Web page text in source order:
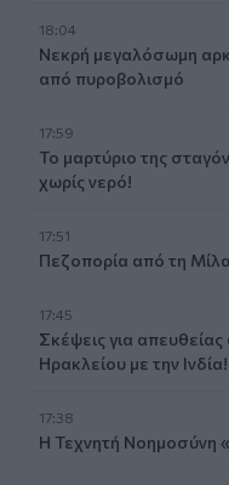
18:04
Νεκρή μεγαλόσωμη
από πυροβολισμό
17:59
Το μαρτύριο της
χωρίς νερό!
17:51
Πεζοπορία από τη
17:45
Σκέψεις για
Ηρακλείου με την Ινδία!
17:38
Η Τεχνητή Νοημοσύνη